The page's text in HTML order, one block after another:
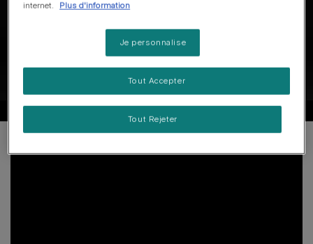
internet.
Plus d'information
Je personnalise
Tout Rejeter
Tout Accepter